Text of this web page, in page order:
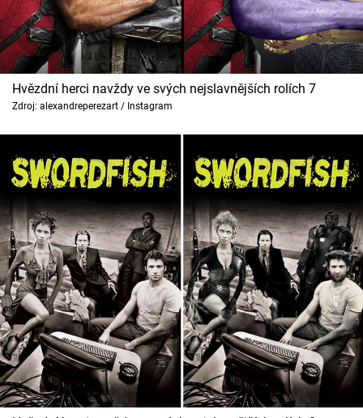
Hvězdní herci navždy ve svých nejslavnějších rolích 7
Zdroj: alexandreperezart / Instagram